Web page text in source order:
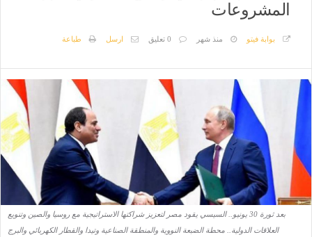
المشروعات
بوابة فيتو منذ شهر 0 تعليق ارسل طباعة
بعد ثورة 30 يونيو.. السيسي يقود مصر لتعزيز شراكتها الاستراتيجية مع روسيا والصين وتنويع
العلاقات الدولية.. محطة الضبعة النووية والمنطقة الصناعية وتيدا والقطار الكهربائي والبرج